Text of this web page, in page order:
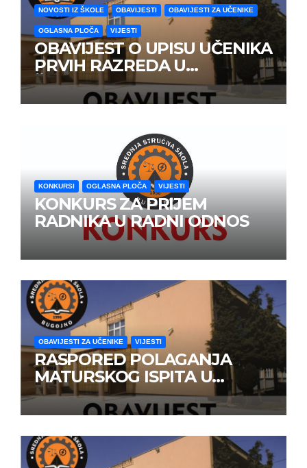
NOVOSTI IZ ŠKOLE OBAVIJESTI OBAVIJESTI ZA UČENIKE
OGLASNA PLOČA VIJESTI
OBAVIJEST O UPISU UČENIKA
PRVIH RAZREDA U
ŠKOLSKOJ 2026/2027
GODINE
KONKURSI OGLASNA PLOČA VIJESTI
KONKURS ZA PRIJEM
RADNIKA U RADNI ODNOS
OBAVIJESTI ZA UČENIKE VIJESTI
RASPORED POLAGANJA
MATURSKOG ISPITA U
JUNSKOM ISPITNOM ROKU